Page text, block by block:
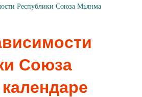
Республики Союза Мьянма
Союза